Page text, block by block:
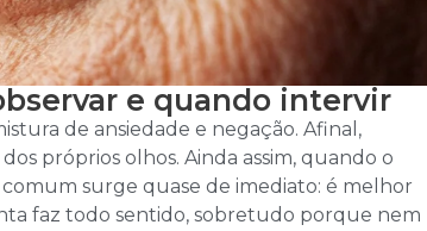
e quando intervir
de ansiedade e negação. Afinal,
próprios olhos. Ainda assim, quando o
comum surge quase de imediato: é melhor
faz todo sentido, sobretudo porque nem